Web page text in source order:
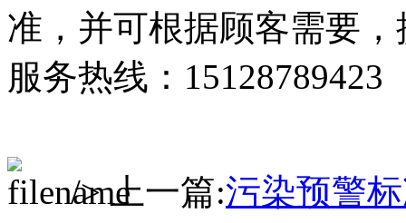
准，并可根据顾客需要
服务热线：15128789423
/> 上一篇:污染预警